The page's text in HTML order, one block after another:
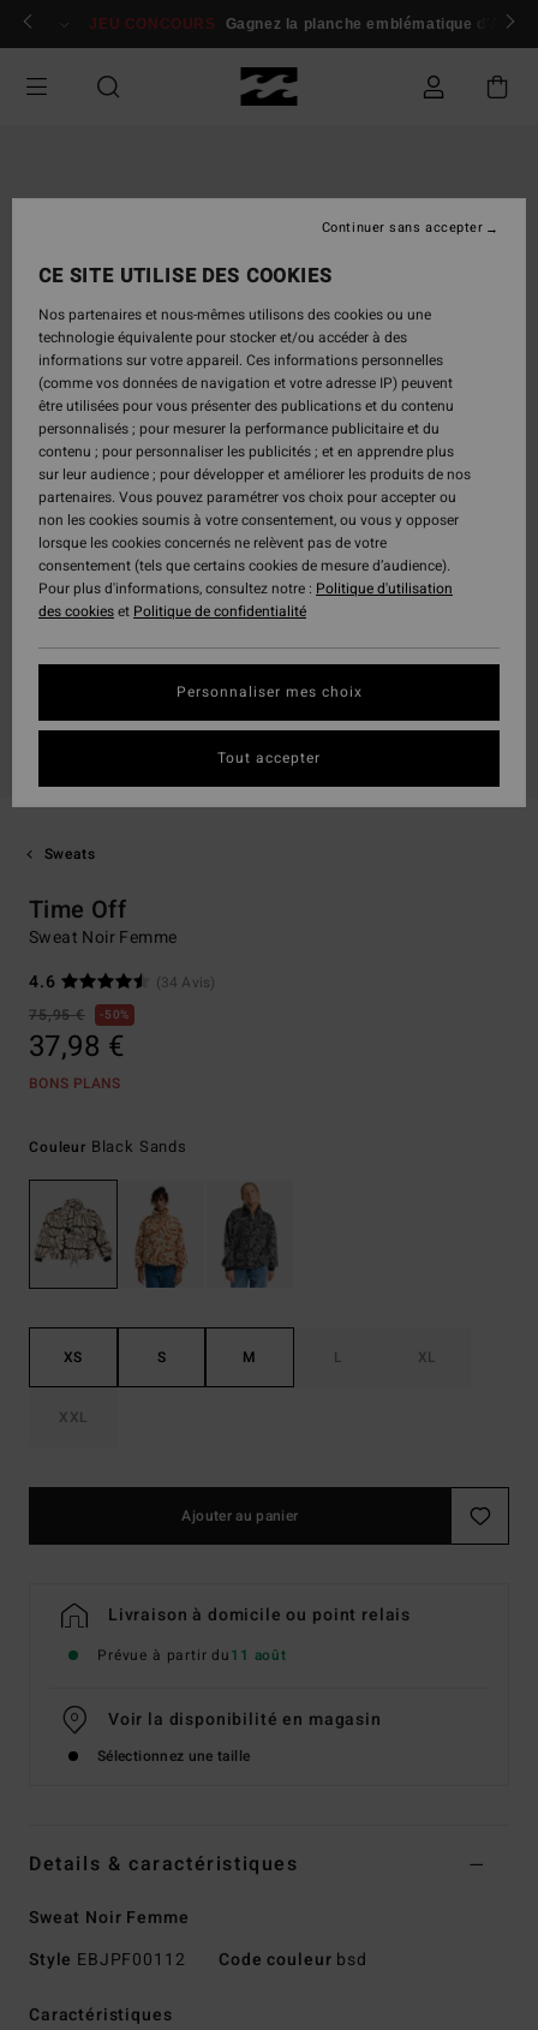
Passer
Se connecter / s'inscrire
JEU CONCOURS Gagnez la planche emblématique d'Andy
Sweats
Time Off
Sweat Noir Femme
4.6
(34 Avis)
75,95 €
50%
37,98 €
BONS PLANS
Couleur Black Sands
XS S M L XL
XXL
Ajouter au panier
Livraison à domicile ou point relais
Prévue à partir du11 août
Voir la disponibilité en magasin
Sélectionnez une taille
Details & caractéristiques
Sweat Noir Femme
Style EBJPF00112 Code couleur bsd
Caractéristiques
CE SITE UTILISE DES COOKIES
Nos partenaires et nous-mêmes utilisons des cookies ou une
technologie équivalente pour stocker et/ou accéder à des
informations sur votre appareil. Ces informations personnelles
(comme vos données de navigation et votre adresse IP) peuvent
être utilisées pour vous présenter des publications et du contenu
personnalisés ; pour mesurer la performance publicitaire et du
contenu ; pour personnaliser les publicités ; et en apprendre plus
sur leur audience ; pour développer et améliorer les produits de nos
partenaires. Vous pouvez paramétrer vos choix pour accepter ou
non les cookies soumis à votre consentement, ou vous y opposer
lorsque les cookies concernés ne relèvent pas de votre
consentement (tels que certains cookies de mesure d’audience).
Pour plus d'informations, consultez notre : Politique d'utilisation
des cookieset Politique de confidentialité
Personnaliser mes choix
Continuer sans accepter
Tout accepter